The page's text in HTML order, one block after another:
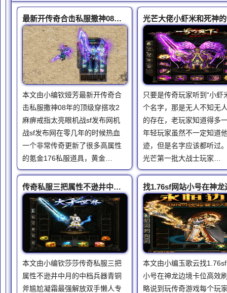
最新开传奇合击私服撒神08年的顶级穿搭攻2麻痹戒指太亮眼
本文由小编钦娅芳最新开传奇合
击私服撒神08年的顶级穿搭攻2
麻痹戒指太亮眼机战sf发布网机
战sf发布网在零几年的时候热血
一个非常传奇更新了很多高属性
的氪金176私服道具，黄金…
光芒大佬小虾米和死神
只要是传奇玩家听到“小虾
个名字，那是无人不知无
的存在，老玩家知道得多
年轻玩家虽然不一定知道
迹，但是名字应该都听过
光芒第一批大战士玩家…
传奇私服三把属性不逊井中月的中档兵器青铜斧尴尬凝霜最强
本文由小编钦莎莎传奇私服三把
属性不逊井中月的中档兵器青铜
斧尴尬凝霜最强解放双手懒人专
本文由小编玉歌云找
小号在神龙边境卡位高效
略说到玩传奇游戏每个玩